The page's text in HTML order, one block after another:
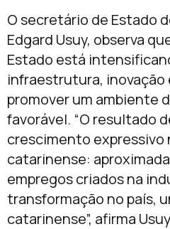
O secretário de Estado
Edgard Usuy, observa
Estado está
infraestrutura, inovação
promover um ambiente
favorável. “O resultado
crescimento
catarinense:
empregos criados na
transformação no país,
catarinense”, afirma